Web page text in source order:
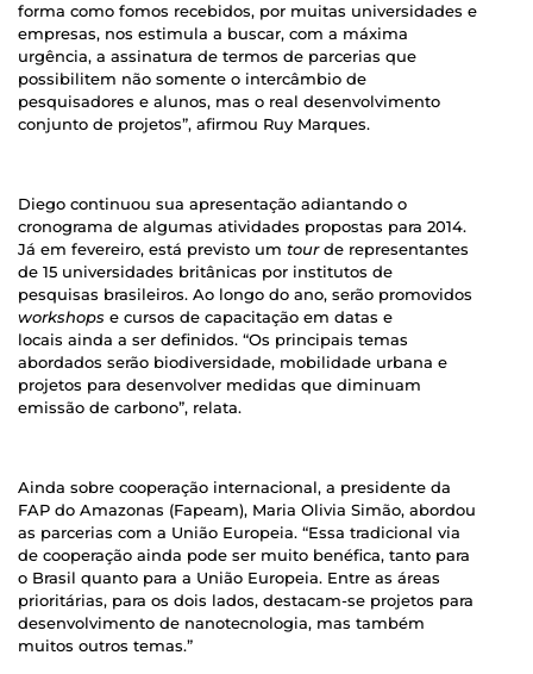
forma como fomos recebidos, por muitas universidades e
empresas, nos estimula a buscar, com a máxima
urgência, a assinatura de termos de parcerias que
possibilitem não somente o intercâmbio de
pesquisadores e alunos, mas o real desenvolvimento
conjunto de projetos”, afirmou Ruy Marques.
Diego continuou sua apresentação adiantando o
cronograma de algumas atividades propostas para 2014.
Já em fevereiro, está previsto um tourde representantes
de 15 universidades britânicas por institutos de
pesquisas brasileiros. Ao longo do ano, serão promovidos
workshops e cursos de capacitação em datas e
locais ainda a ser definidos. “Os principais temas
abordados serão biodiversidade, mobilidade urbana e
projetos para desenvolver medidas que diminuam
emissão de carbono”, relata.
Ainda sobre cooperação internacional, a presidente da
FAP do Amazonas (Fapeam), Maria Olivia Simão, abordou
as parcerias com a União Europeia. “Essa tradicional via
de cooperação ainda pode ser muito benéfica, tanto para
o Brasil quanto para a União Europeia. Entre as áreas
prioritárias, para os dois lados, destacam-se projetos para
desenvolvimento de nanotecnologia, mas também
muitos outros temas.”